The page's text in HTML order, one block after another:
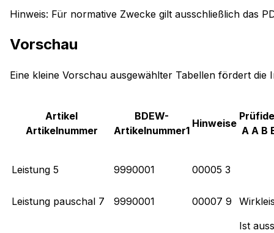
Hinweis: Für normative Zwecke gilt ausschließlich das
Vorschau
Eine kleine Vorschau ausgewählter Tabellen fördert
Artikel
Artikelnummer
BDEW-
Artikelnummer1
Hinweise
A A B
Leistung 5 9990001 00005 3
Leistung pauschal 7 9990001 00007 9
Ist